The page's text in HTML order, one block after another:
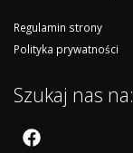
Regulamin strony
Polityka prywatności
Szukaj nas na: